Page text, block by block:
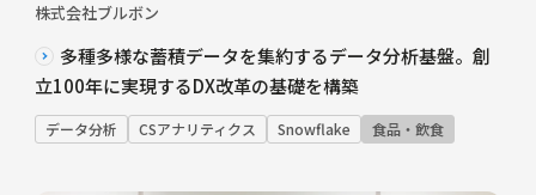
株式会社ブルボン
多種多様な蓄積データを集約するデータ分析基盤。創
立100年に実現するDX改革の基礎を構築
データ分析 CSアナリティクス Snowflake 食品・飲食